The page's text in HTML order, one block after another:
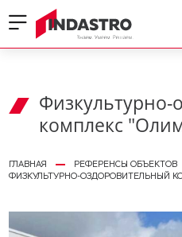
комплекс
ГЛАВНАЯ
РЕФЕРЕНСЫ ОБЪЕКТОВ
ФИЗКУЛЬТУРНО-ОЗДОРОВИТЕЛЬНЫЙ